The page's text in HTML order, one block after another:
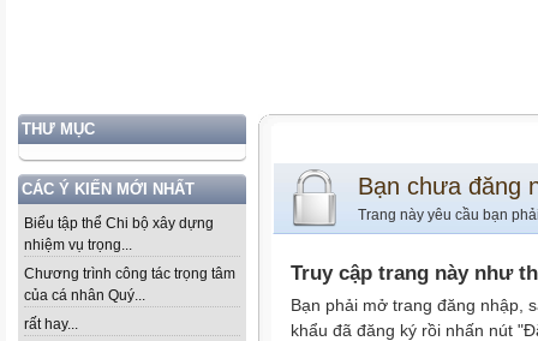
THƯ MỤC
CÁC Ý KIẾN MỚI NHẤT
Biểu tập thể Chi bộ xây dựng
nhiệm vụ trọng...
Chương trình công tác trọng tâm
của cá nhân Quý...
rất hay...
Bạn chưa đăng
Trang này yêu cầu bạn
Truy cập trang này như
Bạn phải mở trang đăng nhập,
khẩu đã đăng ký rồi nhấn nút